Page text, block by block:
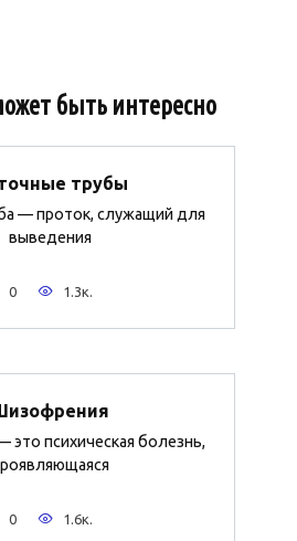
быть интересно
трубы
— проток, служащий для
выведения
0 1.3к.
психическая болезнь,
0 1.6к.